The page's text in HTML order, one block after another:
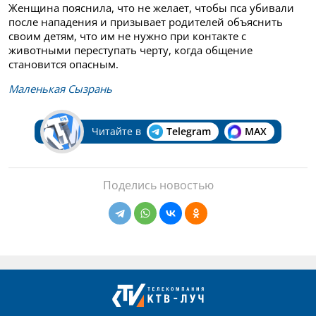
Женщина пояснила, что не желает, чтобы пса убивали
после нападения и призывает родителей объяснить
своим детям, что им не нужно при контакте с
животными переступать черту, когда общение
становится опасным.
Маленькая Сызрань
Читайте в Telegram MAX
Поделись новостью